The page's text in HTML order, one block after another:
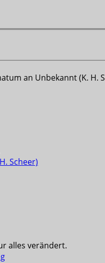
Scheer)
alles verändert.